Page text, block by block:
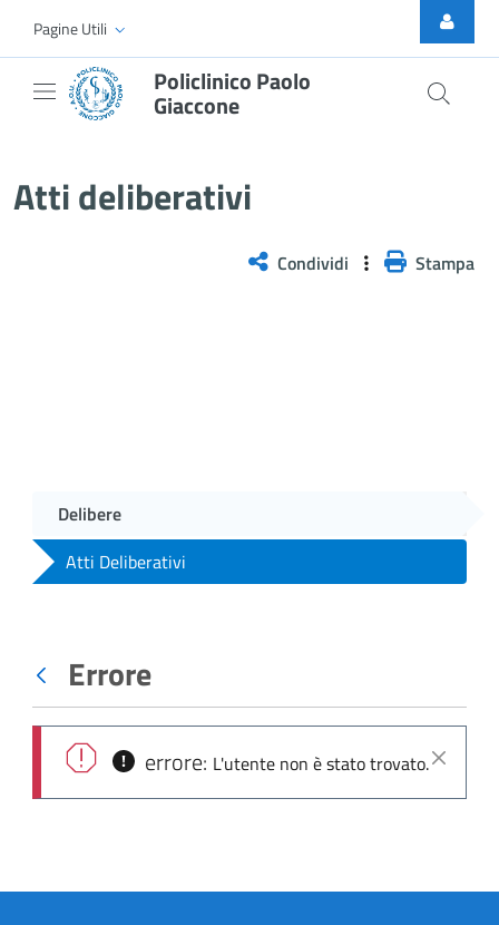
Skip to Main Content
Pagine Utili
Policlinico Paolo
Giaccone
Atti deliberativi
Condividi Stampa
Delibere
Atti Deliberativi
Indietro
Errore
Chiudi
errore: L'utente non è stato trovato.